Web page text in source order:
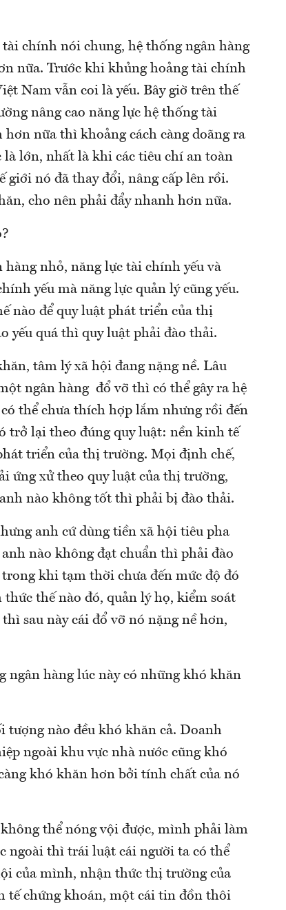
chính nói chung, hệ thống ngân hàng
nữa. Trước khi khủng hoảng tài chính
Nam vẫn coi là yếu. Bây giờ trên thế
nâng cao năng lực hệ thống tài
nữa thì khoảng cách càng doãng ra
là lớn, nhất là khi các tiêu chí an toàn
nó đã thay đổi, nâng cấp lên rồi.
cho nên phải đẩy nhanh hơn nữa.
nhỏ, năng lực tài chính yếu và
yếu mà năng lực quản lý cũng yếu.
nào để quy luật phát triển của thị
yếu quá thì quy luật phải đào thải.
tâm lý xã hội đang nặng nề. Lâu
ngân hàng đổ vỡ thì có thể gây ra hệ
thể chưa thích hợp lắm nhưng rồi đến
trở lại theo đúng quy luật: nền kinh tế
triển của thị trường. Mọi định chế,
ứng xử theo quy luật của thị trường,
nào không tốt thì phải bị đào thải.
anh cứ dùng tiền xã hội tiêu pha
nào không đạt chuẩn thì phải đào
khi tạm thời chưa đến mức độ đó
thế nào đó, quản lý họ, kiểm soát
sau này cái đổ vỡ nó nặng nề hơn,
ngân hàng lúc này có những khó khăn
tượng nào đều khó khăn cả. Doanh
ngoài khu vực nhà nước cũng khó
khó khăn hơn bởi tính chất của nó
thể nóng vội được, mình phải làm
ngoài thì trái luật cái người ta có thể
của mình, nhận thức thị trường của
tế chứng khoán, một cái tin đồn thôi